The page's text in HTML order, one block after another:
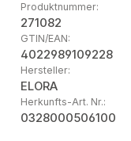
Produktnummer:
271082
GTIN/EAN:
4022989109228
Hersteller:
ELORA
Herkunfts-Art. Nr.:
0328000506100